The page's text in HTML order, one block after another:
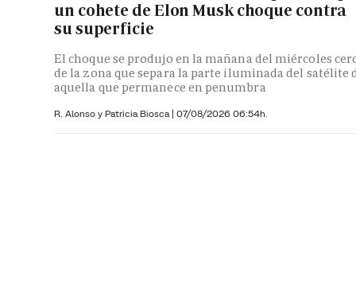
un cohete de Elon Musk choque contra
su superficie
El choque se produjo en la mañana del miércoles
de la zona que separa la parte iluminada del satélite
aquella que permanece en penumbra
R. Alonso y Patricia Biosca | 07/08/2026 06:54h.